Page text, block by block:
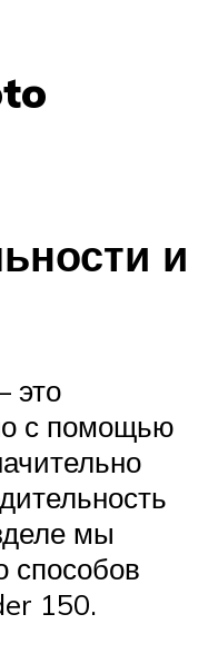
и
это
с помощью
мы
способов
150.